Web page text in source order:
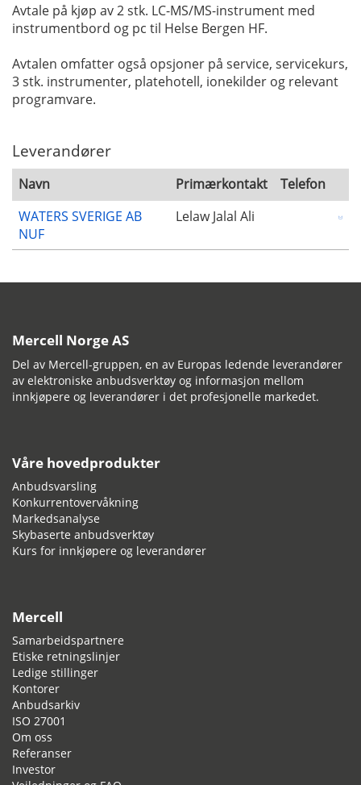
Avtale på kjøp av 2 stk. LC-MS/MS-instrument med
instrumentbord og pc til Helse Bergen HF.
Avtalen omfatter også opsjoner på service, servicekurs,
3 stk. instrumenter, platehotell, ionekilder og relevant
programvare.
Leverandører
Navn Primærkontakt
Telefon
WATERS SVERIGE AB
NUF
Lelaw Jalal Ali
Mercell Norge AS
Del av Mercell-gruppen, en av Europas ledende leverandører
av elektroniske anbudsverktøy og informasjon mellom
innkjøpere og leverandører i det profesjonelle markedet.
Våre hovedprodukter
Anbudsvarsling
Konkurrentovervåkning
Markedsanalyse
Skybaserte anbudsverktøy
Kurs for innkjøpere og leverandører
Mercell
Samarbeidspartnere
Etiske retningslinjer
Ledige stillinger
Kontorer
Anbudsarkiv
ISO 27001
Om oss
Referanser
Investor